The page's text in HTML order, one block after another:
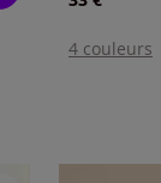
4 couleurs